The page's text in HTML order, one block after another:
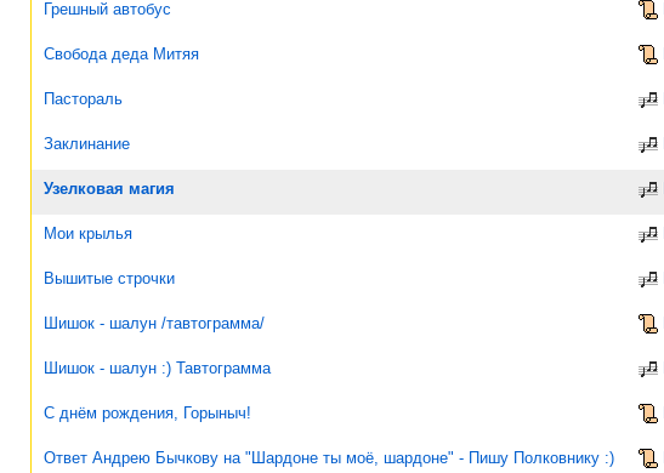
Грешный автобус
Свобода деда Митяя
Пастораль
Заклинание
Узелковая магия
Мои крылья
Вышитые строчки
Шишок - шалун /тавтограмма/
Шишок - шалун :) Тавтограмма
С днём рождения, Горыныч!
Ответ Андрею Бычкову на "Шардоне ты моё, шардоне" - Пишу Полковнику :)